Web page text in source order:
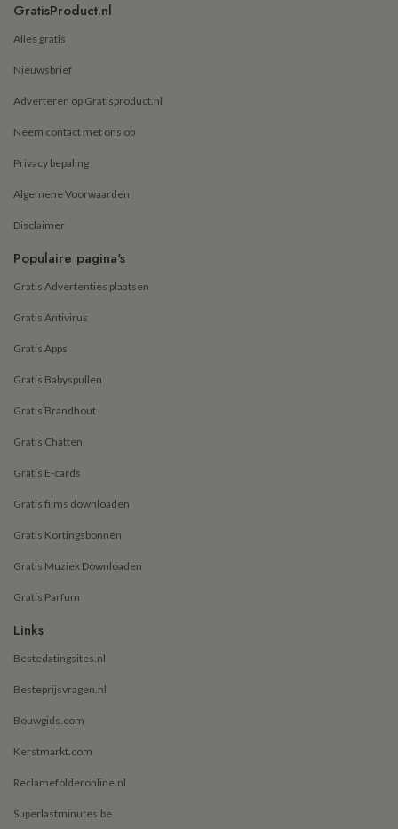
GratisProduct.nl
Alles gratis
Nieuwsbrief
Adverteren op Gratisproduct.nl
Neem contact met ons op
Privacy bepaling
Algemene Voorwaarden
Disclaimer
Populaire pagina's
Gratis Advertenties plaatsen
Gratis Antivirus
Gratis Apps
Gratis Babyspullen
Gratis Brandhout
Gratis Chatten
Gratis E-cards
Gratis films downloaden
Gratis Kortingsbonnen
Gratis Muziek Downloaden
Gratis Parfum
Links
Bestedatingsites.nl
Besteprijsvragen.nl
Bouwgids.com
Kerstmarkt.com
Reclamefolderonline.nl
Superlastminutes.be